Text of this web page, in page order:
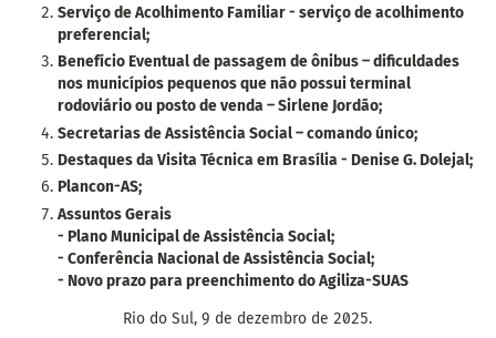
Serviço de Acolhimento Familiar - serviço de acolhimento
preferencial;
Benefício Eventual de passagem de ônibus – dificuldades
nos municípios pequenos que não possui terminal
rodoviário ou posto de venda – Sirlene Jordão;
Secretarias de Assistência Social – comando único;
Destaques da Visita Técnica em Brasília - Denise G. Dolejal;
Plancon-AS;
Assuntos Gerais
- Plano Municipal de Assistência Social;
- Conferência Nacional de Assistência Social;
- Novo prazo para preenchimento do Agiliza-SUAS
Rio do Sul, 9 de dezembro de 2025.